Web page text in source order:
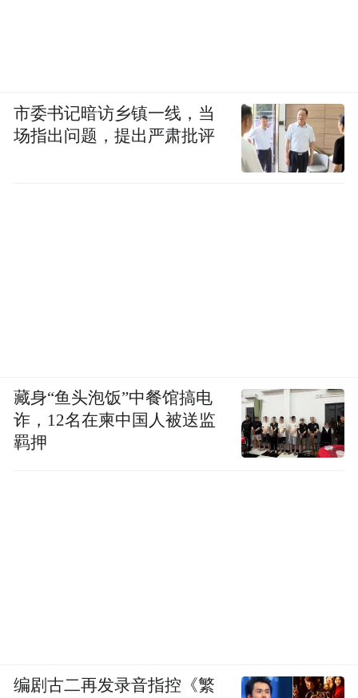
市委书记暗访乡镇一线，当
场指出问题，提出严肃批评
藏身“鱼头泡饭”中餐馆搞电
诈，12名在柬中国人被送监
羁押
编剧古二再发录音指控《繁